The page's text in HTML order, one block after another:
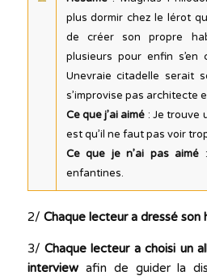
plus dormir chez le lérot
de créer son propre
plusieurs pour enfin
Unevraie citadelle serait
s’improvise pas architecte
Ce que j’ai aimé : Je trouve
est qu’il ne faut pas voir
Ce que je n’ai pas aimé
enfantines.
2/ Chaque lecteur a dressé son
3/Chaque lecteur a choisi un
interviewafin de guider la